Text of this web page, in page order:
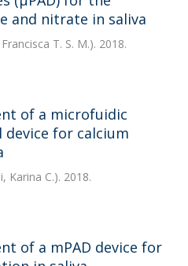
and nitrate in saliva
T. S. M.). 2018.
of a microfuidic
device for calcium
Karina C.). 2018.
of a mPAD device for